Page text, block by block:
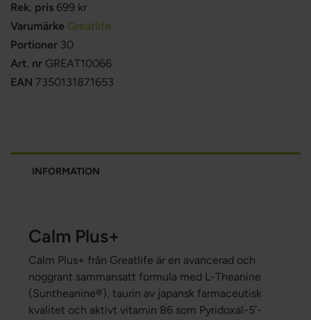
Rek. pris 699 kr
Varumärke Greatlife
Portioner 30
Art. nr GREAT10066
EAN 7350131871653
INFORMATION
Calm Plus+
Calm Plus+ från Greatlife är en avancerad och
noggrant sammansatt formula med L-Theanine
(Suntheanine®), taurin av japansk farmaceutisk
kvalitet och aktivt vitamin B6 som Pyridoxal-5′-